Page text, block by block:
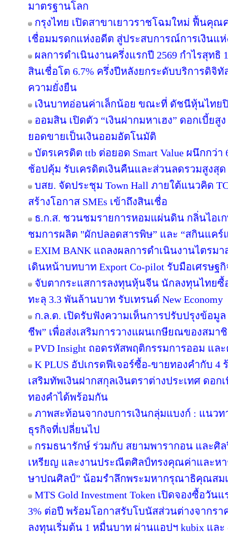
มาตรฐานโลก
กรุงไทย เปิดสาขาเยาวราชโฉมใหม่ ฟื้นคุ
เชื่อมมรดกแห่งอดีต สู่ประสบการณ์การเงินแ
ผลการดำเนินงานครึ่งแรกปี 2569 กำไรสุทธิ
สินเชื่อโต 6.7% ครึ่งปีหลังยกระดับบริการดิจิ
ความยั่งยืน
เงินบาทอ่อนค่าเล็กน้อย ขณะที่ ดัชนีหุ้นไทย
ออมสิน เปิดตัว “เงินฝากมหาเฮง” ดอกเบี้ยสู
ยอดขายเป็นเงินออมอัตโนมัติ
บัตรเครดิต ttb ต่อยอด Smart Value ผนึกก
ช้อปคุ้ม รับเครดิตเงินคืนและส่วนลดรวมสูงสุด
บสย. จัดประชุม Town Hall ภายใต้แนวคิด
สร้างโอกาส SMEs เข้าถึงสินเชื่อ
ธ.ก.ส. ชวนชมรายการหอมแผ่นดิน กลิ่นไอเ
ชมการผลิต "ผักปลอดสารพิษ” และ “สกินแค
EXIM BANK แถลงผลการดำเนินงานไตรมา
เดินหน้าบทบาท Export Co-pilot รับมือเศรษฐ
จับตากระแสการลงทุนหุ้นจีน นักลงทุนไทยซื้อ
ทะลุ 3.3 พันล้านบาท รับเทรนด์ New Economy
ก.ล.ต. เปิดรับฟังความเห็นการปรับปรุงข้อมูล
ชีพ” เพื่อส่งเสริมการวางแผนเกษียณของสมา
PVD Insight ถอดรหัสพฤติกรรมการออม แล
K PLUS อัปเกรดฟีเจอร์ซื้อ-ขายทองคำกับ 4
เสริมทัพเงินฝากสกุลเงินตราต่างประเทศ ดอก
ทองคำได้พร้อมกัน
ภาพสะท้อนจากงบการเงินกลุ่มแบงก์ : แนว
ธุรกิจที่เปลี่ยนไป
กรมธนารักษ์ ร่วมกับ สยามพารากอน และศิ
เหรียญ และงานประณีตศิลป์ทรงคุณค่าและห
ษาปณศิลป์” น้อมรำลึกพระมหากรุณาธิคุณสม
MTS Gold Investment Token เปิดจองซื้อวั
3% ต่อปี พร้อมโอกาสรับโบนัสส่วนต่างจากร
ลงทุนเริ่มต้น 1 หมื่นบาท ผ่านแอปฯ kubix และ